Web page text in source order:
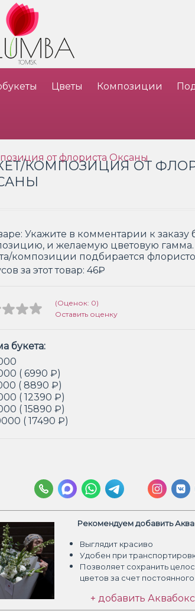
Цветы Композиции
от флориста Оксаны
КОМПОЗИЦИЯ ОТ
Укажите в комментарии к заказу
и желаемую цветовую гамма.
композиции подбирается
за этот товар: 46₽
(Оценок: 0)
Оставить оценку
букета:
( 6990 ₽)
( 8890 ₽)
( 12390 ₽)
( 15890 ₽)
( 17490 ₽)
Рекомендуем добавить
Выглядит красиво
Удобен при
Позволяет сохранить
цветов за счет
+ добавить Аквабокс